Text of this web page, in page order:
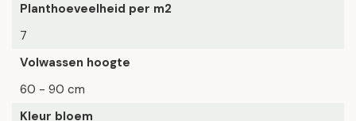
Planthoeveelheid per m2
7
Volwassen hoogte
60 - 90 cm
Kleur bloem